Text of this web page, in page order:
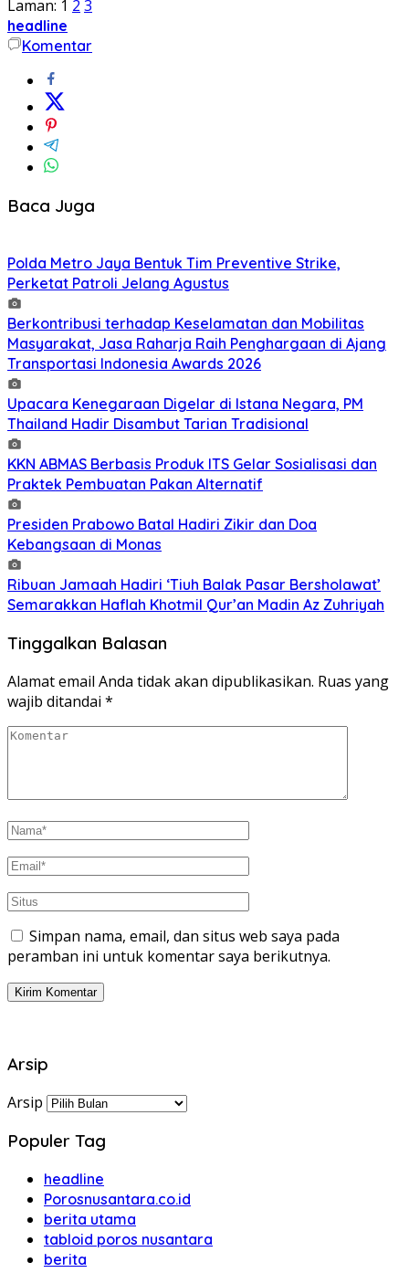
Laman: 1 2 3
headline
Komentar
Baca Juga
Polda Metro Jaya Bentuk Tim Preventive Strike,
Perketat Patroli Jelang Agustus
Berkontribusi terhadap Keselamatan dan Mobilitas
Masyarakat, Jasa Raharja Raih Penghargaan di Ajang
Transportasi Indonesia Awards 2026
Upacara Kenegaraan Digelar di Istana Negara, PM
Thailand Hadir Disambut Tarian Tradisional
KKN ABMAS Berbasis Produk ITS Gelar Sosialisasi dan
Praktek Pembuatan Pakan Alternatif
Presiden Prabowo Batal Hadiri Zikir dan Doa
Kebangsaan di Monas
Ribuan Jamaah Hadiri ‘Tiuh Balak Pasar Bersholawat’
Semarakkan Haflah Khotmil Qur’an Madin Az Zuhriyah
Tinggalkan Balasan
Alamat email Anda tidak akan dipublikasikan. Ruas yang
wajib ditandai *
Simpan nama, email, dan situs web saya pada
peramban ini untuk komentar saya berikutnya.
Arsip
Arsip
Populer Tag
headline
Porosnusantara.co.id
berita utama
tabloid poros nusantara
berita